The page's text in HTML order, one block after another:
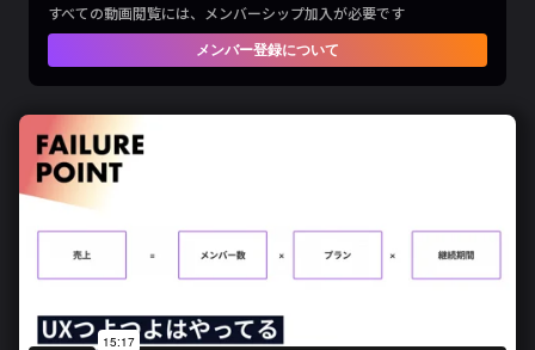
すべての動画閲覧には、メンバーシップ加入が必要です
メンバー登録について